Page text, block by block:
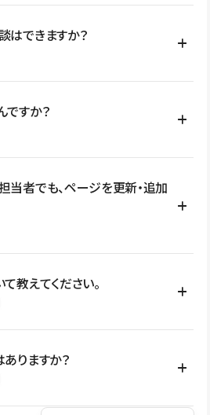
ンテンツ、URLを整理したうえで、
行できます。 WordPressの場合は、
そのまま移行されるわけではないた
ザイン、CMS設計、URL・リダイレク
はできますか？
サイトや、複数部門での運用、権限管
存システムとの連携など、個別の要件が
せください。
ですか？
歴の期間、CMS利用数の上限、権限
に異なります。詳しくは料金プランペ
当者でも、ページを更新・追加
を活用して更新範囲を設計しておく
い状態で運用できます。 さらにコン
えずに更新作業を進めやすくなりま
教えてください。
ービスを安全に利用できるよう、通信
クセス管理、脆弱性対策など、複数の観
りますか？